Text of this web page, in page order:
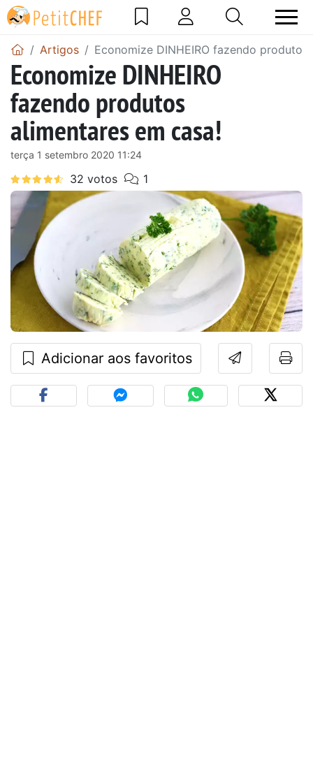
Artigos Economize DINHEIRO fazendo produtos
Economize DINHEIRO
fazendo produtos
alimentares em casa!
terça 1 setembro 2020 11:24
Adicionar aos favoritos